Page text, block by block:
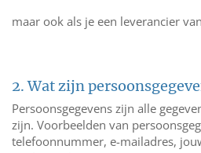
maar ook als je een leverancier
2. Wat zijn
Persoonsgegevens zijn alle
zijn. Voorbeelden van
telefoonnummer, e-mailadres,